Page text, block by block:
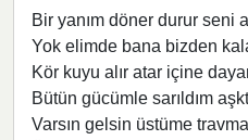
Bir yanım döner durur seni
Yok elimde bana bizden
Kör kuyu alır atar içine
Bütün gücümle sarıldım
Varsın gelsin üstüme